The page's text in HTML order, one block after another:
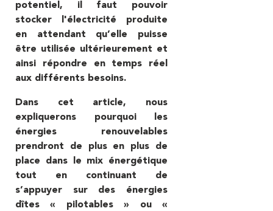
potentiel, il faut pouvoir
stocker l'électricité produite
en attendant qu’elle puisse
être utilisée ultérieurement et
ainsi répondre en temps réel
aux différents besoins.
Dans cet article, nous
expliquerons pourquoi les
énergies renouvelables
prendront de plus en plus de
place dans le mix énergétique
tout en continuant de
s’appuyer sur des énergies
dîtes « pilotables » ou «